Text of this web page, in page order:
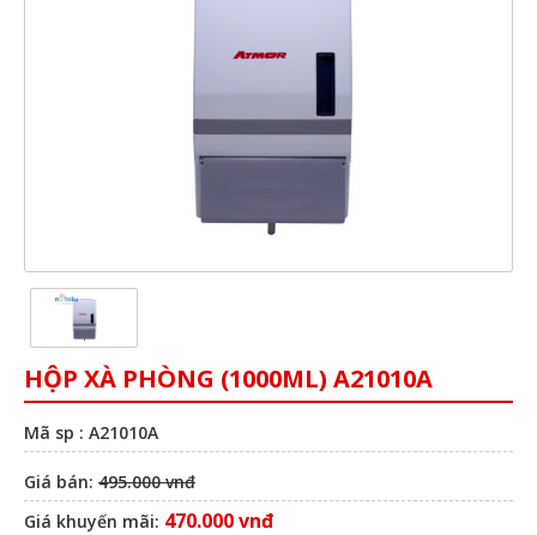
HỘP XÀ PHÒNG (1000ML) A21010A
Mã sp : A21010A
Giá bán: 495.000 vnđ
Giá khuyến mãi: 470.000 vnđ